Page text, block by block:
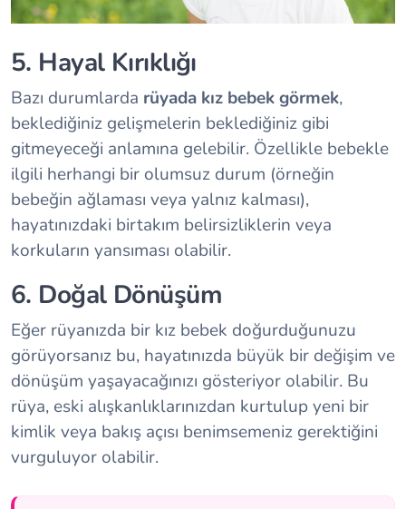
5. Hayal Kırıklığı
Bazı durumlarda rüyada kız bebek görmek,
beklediğiniz gelişmelerin beklediğiniz gibi
gitmeyeceği anlamına gelebilir. Özellikle bebekle
ilgili herhangi bir olumsuz durum (örneğin
bebeğin ağlaması veya yalnız kalması),
hayatınızdaki birtakım belirsizliklerin veya
korkuların yansıması olabilir.
6. Doğal Dönüşüm
Eğer rüyanızda bir kız bebek doğurduğunuzu
görüyorsanız bu, hayatınızda büyük bir değişim ve
dönüşüm yaşayacağınızı gösteriyor olabilir. Bu
rüya, eski alışkanlıklarınızdan kurtulup yeni bir
kimlik veya bakış açısı benimsemeniz gerektiğini
vurguluyor olabilir.